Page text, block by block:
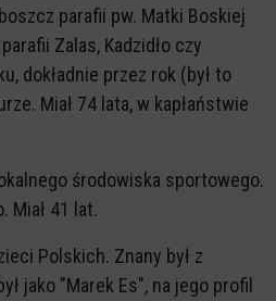
parafii pw. Matki Boskiej
Zalas, Kadzidło czy
dokładnie przez rok (był to
Miał 74 lata, w kapłaństwie
środowiska sportowego.
Miał 41 lat.
Polskich. Znany był z
jako "Marek Es", na jego profil